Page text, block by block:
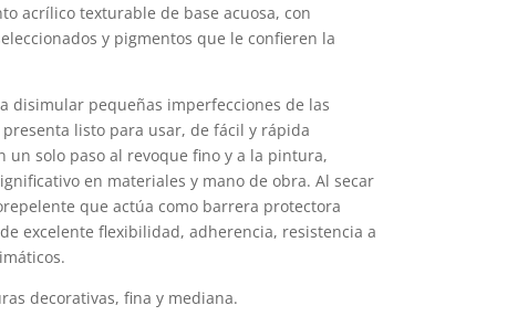
acrílico texturable de base acuosa, con
y pigmentos que le confieren la
disimular pequeñas imperfecciones de las
listo para usar, de fácil y rápida
un solo paso al revoque fino y a la pintura,
en materiales y mano de obra. Al secar
que actúa como barrera protectora
excelente flexibilidad, adherencia, resistencia a
decorativas, fina y mediana.